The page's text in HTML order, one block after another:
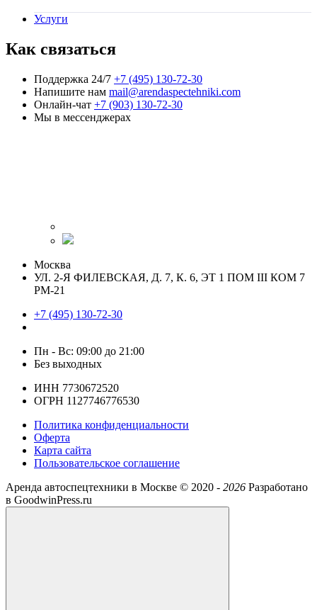
Услуги
Как связаться
Поддержка 24/7 +7 (495) 130-72-30
Напишите нам mail@arendaspectehniki.com
Онлайн-чат +7 (903) 130-72-30
Мы в мессенджерах
Москва
УЛ. 2-Я ФИЛЕВСКАЯ, Д. 7, К. 6, ЭТ 1 ПОМ III КОМ 7
РМ-21
+7 (495) 130-72-30
Пн - Вс: 09:00 до 21:00
Без выходных
ИНН 7730672520
ОГРН 1127746776530
Политика конфиденциальности
Оферта
Карта сайта
Пользовательское соглашение
Аренда автоспецтехники в Москве © 2020 - 2026 Разработано
в GoodwinPress.ru